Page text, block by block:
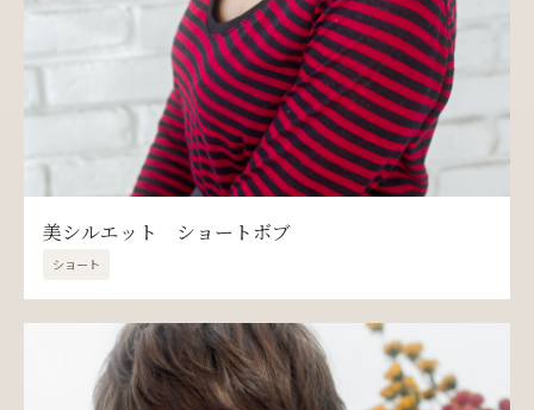
美シルエット ショートボブ
ショート